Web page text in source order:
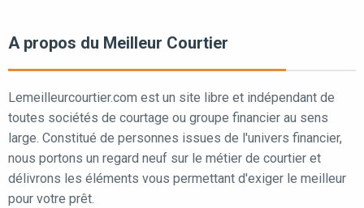
A propos du Meilleur Courtier
Lemeilleurcourtier.com est un site libre et indépendant de
toutes sociétés de courtage ou groupe financier au sens
large. Constitué de personnes issues de l'univers financier,
nous portons un regard neuf sur le métier de courtier et
délivrons les éléments vous permettant d'exiger le meilleur
pour votre prêt.